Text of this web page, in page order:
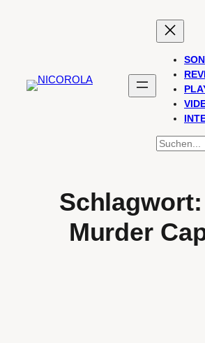
SUCHEN
Schlagwort:
Murder